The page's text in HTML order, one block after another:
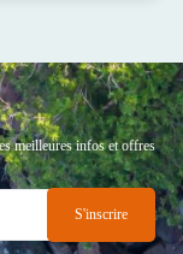
meilleures infos et offres